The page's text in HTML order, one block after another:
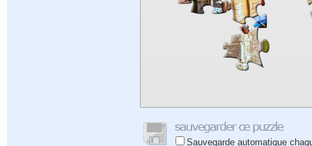
Sauvegarde automatique